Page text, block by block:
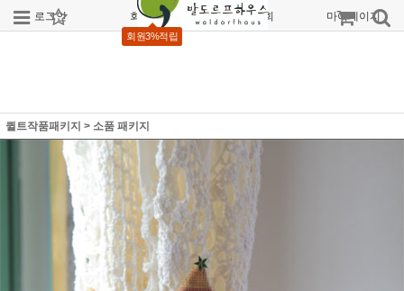
로그인 회원가입
회원3%적립
주문조회 마이페이지
퀼트작품패키지 > 소품 패키지